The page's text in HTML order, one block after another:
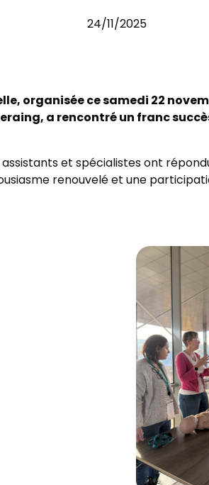
24/11/2025
organisée ce samedi 22
a rencontré un franc
et spécialistes ont
renouvelé et une